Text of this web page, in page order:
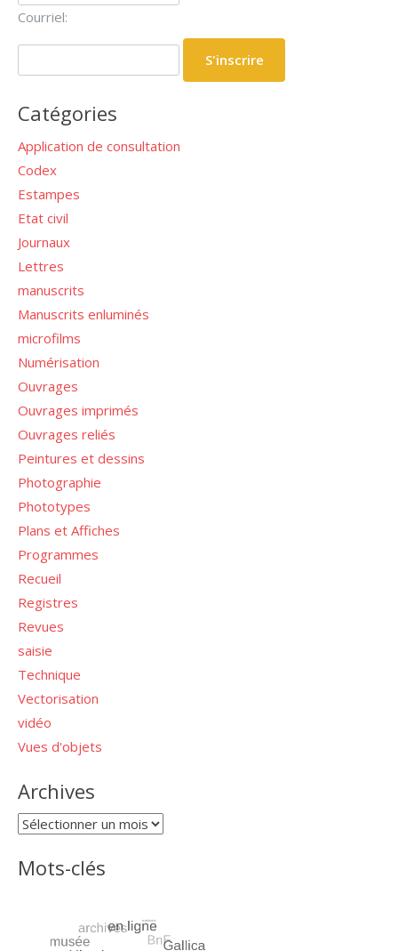
Courriel:
Catégories
Application de consultation
Codex
Estampes
Etat civil
Journaux
Lettres
manuscrits
Manuscrits enluminés
microfilms
Numérisation
Ouvrages
Ouvrages imprimés
Ouvrages reliés
Peintures et dessins
Photographie
Phototypes
Plans et Affiches
Programmes
Recueil
Registres
Revues
saisie
Technique
Vectorisation
vidéo
Vues d'objets
Archives
Archives
Mots-clés